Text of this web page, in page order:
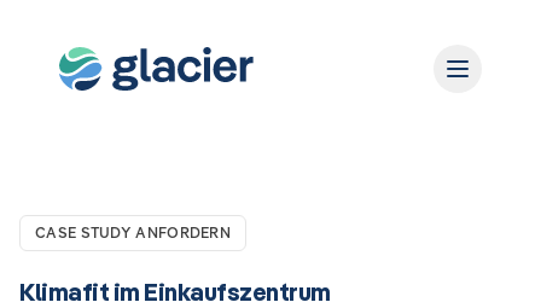
CASE STUDY ANFORDERN
Klimafit im Einkaufszentrum